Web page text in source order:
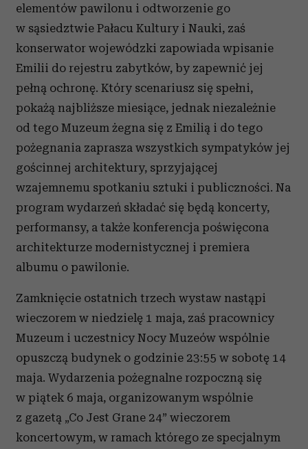
elementów pawilonu i odtworzenie go
w sąsiedztwie Pałacu Kultury i Nauki, zaś
konserwator wojewódzki zapowiada wpisanie
Emilii do rejestru zabytków, by zapewnić jej
pełną ochronę. Który scenariusz się spełni,
pokażą najbliższe miesiące, jednak niezależnie
od tego Muzeum żegna się z Emilią i do tego
pożegnania zaprasza wszystkich sympatyków jej
gościnnej architektury, sprzyjającej
wzajemnemu spotkaniu sztuki i publiczności. Na
program wydarzeń składać się będą koncerty,
performansy, a także konferencja poświęcona
architekturze modernistycznej i premiera
albumu o pawilonie.
Zamknięcie ostatnich trzech wystaw nastąpi
wieczorem w niedzielę 1 maja, zaś pracownicy
Muzeum i uczestnicy Nocy Muzeów wspólnie
opuszczą budynek o godzinie 23:55 w sobotę 14
maja. Wydarzenia pożegnalne rozpoczną się
w piątek 6 maja, organizowanym wspólnie
z gazetą „Co Jest Grane 24” wieczorem
koncertowym, w ramach którego ze specjalnym